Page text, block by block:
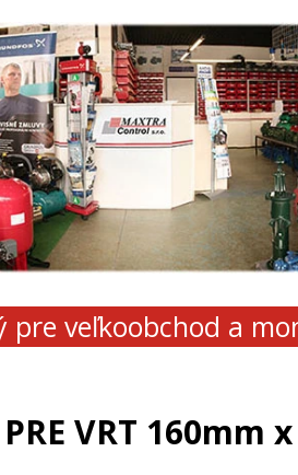
pre veľkoobchod a
VRT 160mm